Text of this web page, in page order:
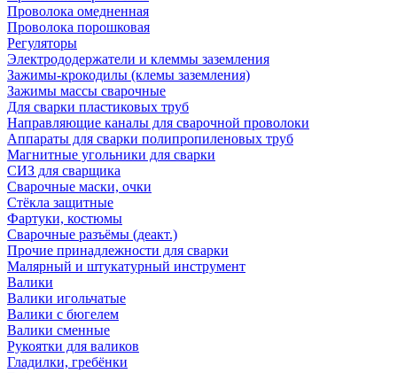
Проволока омедненная
Проволока порошковая
Регуляторы
Электрододержатели и клеммы заземления
Зажимы-крокодилы (клемы заземления)
Зажимы массы сварочные
Для сварки пластиковых труб
Направляющие каналы для сварочной проволоки
Аппараты для сварки полипропиленовых труб
Магнитные угольники для сварки
СИЗ для сварщика
Сварочные маски, очки
Стёкла защитные
Фартуки, костюмы
Сварочные разъёмы (деакт.)
Прочие принадлежности для сварки
Малярный и штукатурный инструмент
Валики
Валики игольчатые
Валики с бюгелем
Валики сменные
Рукоятки для валиков
Гладилки, гребёнки